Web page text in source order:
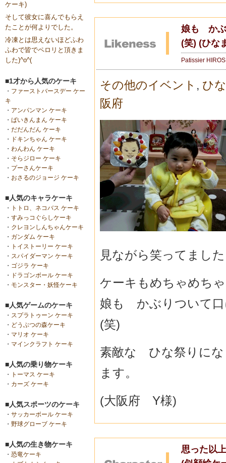
ケーキ)
そして彼女に喜んでもらえ
たことが何よりでした。
冷凍とは思えないほどふわ
ふわで皆でペロリと頂きま
した)^o^(
■1才から人気のケーキ
・ ファーストバースデー ケー
キ
・ アンパンマン ケーキ
・ ばいきんまん ケーキ
・ だだんだん ケーキ
・
ドキンちゃん ケーキ
・ わんわん ケーキ
・ そらジロー ケーキ
・ プーさんケーキ
・ おさるのジョージ ケーキ
■人気のキャラケーキ
・
トトロ、ネコバス ケーキ
・ すみっコぐらしケーキ
・ クレヨンしんちゃんケーキ
・ ガンダム ケーキ
・
トイストーリー ケーキ
・ スパイダーマン ケーキ
・ ゴジラ ケーキ
・
ドラゴンボール ケーキ
・ モンスター・妖怪ケーキ
■人気ゲームのケーキ
・ スプラトゥーン ケーキ
・ どうぶつの森ケーキ
・ マリオ ケーキ
・ マインクラフト ケーキ
■人気の乗り物ケーキ
・
トーマス ケーキ
・ カーズ ケーキ
■人気スポーツのケーキ
・ サッカーボール ケーキ
・ 野球グローブ ケーキ
■人気の生き物ケーキ
・ 恐竜ケーキ
娘も かぶ
(笑) (ひな
Patissier
その他のイベント , ひ
阪府
見ながら笑ってまし
ケーキもめちゃめち
娘も かぶりついて口
(笑)
素敵な ひな祭りにな
ます。
(大阪府 Y様)
思った以